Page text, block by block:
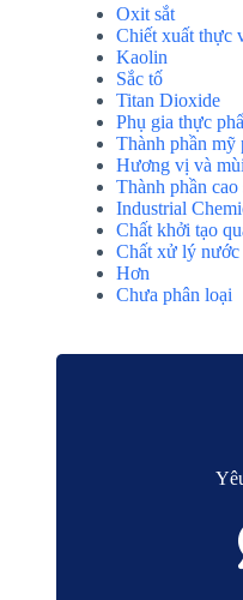
Oxit sắt
Chiết xuất thực
Kaolin
Sắc tố
Titan Dioxide
Phụ gia thực
Thành phần mỹ
Hương vị và
Thành phần cao
Industrial
Chất khởi tạo
Chất xử lý nước
Hơn
Chưa phân loại